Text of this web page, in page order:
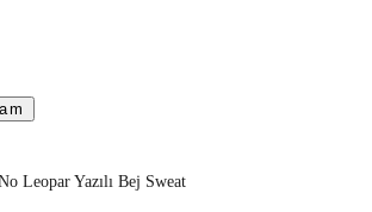
Leopar Yazılı Bej Sweat